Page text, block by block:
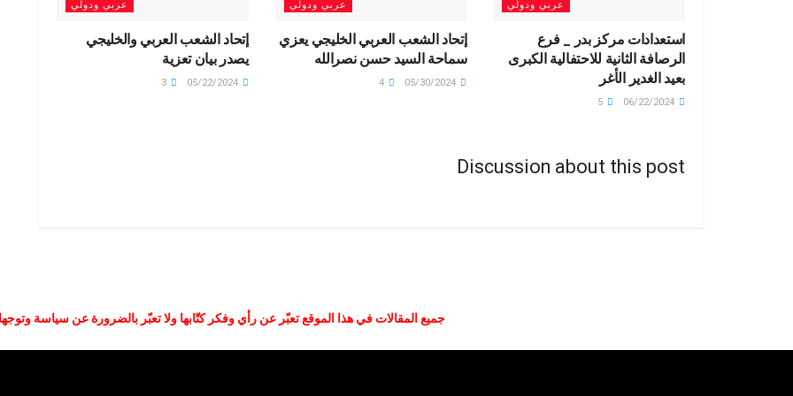
عربي ودولي
استعدادات مركز بدر _ فرع
الرصافة الثانية للاحتفالية الكبرى
بعيد الغدير الأغر
عربي ودولي
إتحاد الشعب العربي الخليجي يعزي
سماحة السيد حسن نصرالله
عربي ودولي
إتحاد الشعب العربي والخليجي
يصدر بيان تعزية
05/22/2024
3
Discussion about this post
جميع المقالات في هذا الموقع تعبّر عن رأي وفكر كتّابها ولا تعبّر بالضرورة عن سياسة